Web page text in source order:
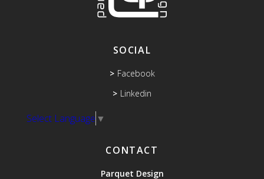
SOCIAL
Facebook
Linkedin
Select Language ▼
CONTACT
Parquet Design